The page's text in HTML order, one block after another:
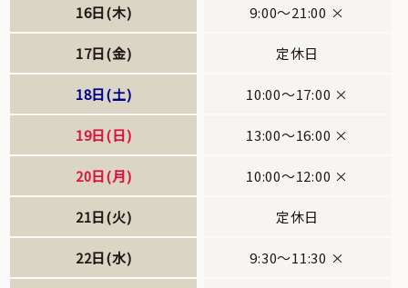
16日(木) 9:00～21:00 ×
17日(金) 定休日
18日(土) 10:00～17:00 ×
19日(日) 13:00～16:00 ×
20日(月) 10:00～12:00 ×
21日(火) 定休日
22日(水) 9:30～11:30 ×